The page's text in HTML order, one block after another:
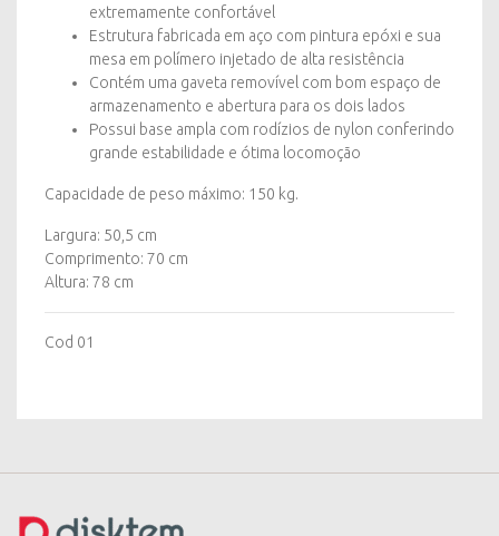
extremamente confortável
Estrutura fabricada em aço com pintura epóxi e sua
mesa em polímero injetado de alta resistência
Contém uma gaveta removível com bom espaço de
armazenamento e abertura para os dois lados
Possui base ampla com rodízios de nylon conferindo
grande estabilidade e ótima locomoção
Capacidade de peso máximo: 150 kg.
Largura: 50,5 cm
Comprimento: 70 cm
Altura: 78 cm
Cod 01